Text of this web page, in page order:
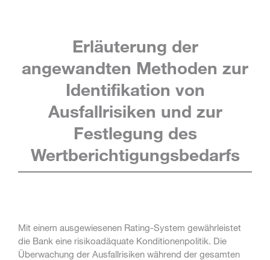
Erläuterung der
angewandten Methoden zur
Identifikation von
Ausfallrisiken und zur
Festlegung des
Wertberichtigungsbedarfs
Mit einem ausgewiesenen Rating-System gewährleistet
die Bank eine risikoadäquate Konditionenpolitik. Die
Überwachung der Ausfallrisiken während der gesamten